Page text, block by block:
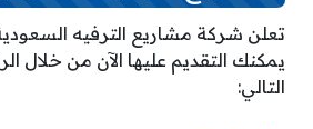
تعلن شركة مشاريع الترفيه
يمكنك التقديم عليها الآن من خلال
التالي: